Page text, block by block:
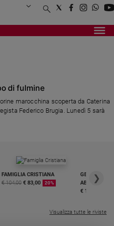
di fulmine
marocchina scoperta da Caterina
Federico Brugia. Lunedì 5 sarà
FAMIGLIA CRISTIANA
€ 104,00 € 83,00 20%
GBABY
€ 16,99
❯
Visualizza tutte le riviste